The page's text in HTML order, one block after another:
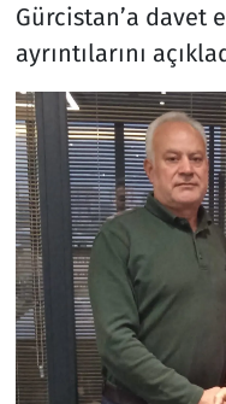
Gürcistan’a davet
ayrıntılarını